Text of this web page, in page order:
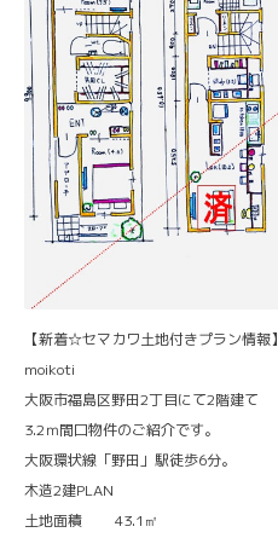
【新着☆セマカワ土地付きプラン情報】
moikoti
大阪市福島区野田2丁目にて2階建て
3.2ｍ間口物件のご紹介です。
大阪環状線「野田」駅徒歩6分。
木造2建PLAN
土地面積 43.1㎡